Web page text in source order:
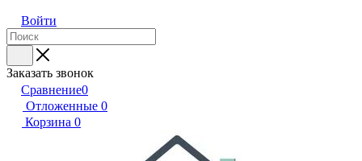
Войти
Заказать звонок
Сравнение0
Отложенные 0
Корзина 0